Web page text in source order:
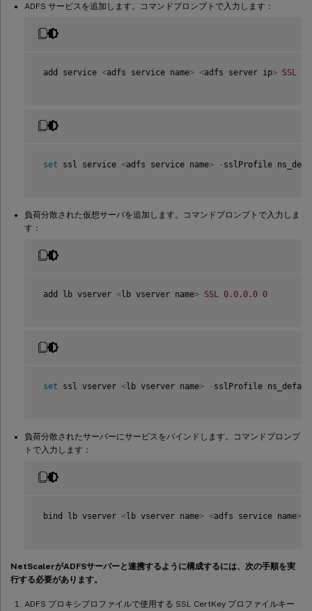
ADFS サービスを追加します。コマンドプロンプトで入力します：
add service <adfs service name> <adfs server ip> SSL
set ssl service <adfs service name> - sslProfile
負荷分散された仮想サーバを追加します。コマンドプロンプトで入力しま
す：
add lb vserver <lb vserver name> SSL 0.0 .0 .0 0
set ssl vserver <lb vserver name> - sslProfile
負荷分散されたサーバーにサービスをバインドします。コマンドプロンプ
トで入力します：
bind lb vserver <lb vserver name> <adfs service name>
NetScalerがADFSサーバーと連携するように構成するには、次の手順を実
行する必要があります。
ADFS プロキシプロファイルで使用する SSL CertKey プロファイルキー